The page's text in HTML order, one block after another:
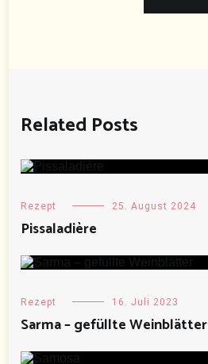
Related Posts
Rezept 25. August 2024
Pissaladière
Rezept 16. Juli 2023
Sarma – gefüllte Weinblätter